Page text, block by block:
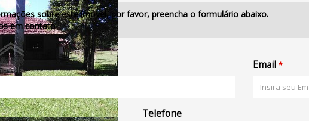
sobre este imóvel, por favor, preencha o formulário abaixo.
em contato
Email *
Telefone